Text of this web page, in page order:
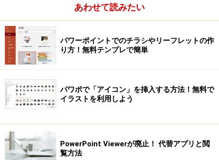
表で情報を整理する
情報を整理してわかりやすく伝える「表」は、プレ
ゼンテーションで欠かすことのできないツールで
す。3つのポイントを押さえるだけで、グンとわか
りやすい表に仕上がります。
MS Graphでグラフを作るときの便利ワザ
PowerPointに付属する「Microsoft Graph」を使う
やすいグラフになるのかを、ダブルクリックで何度
もためすことができます。
あわせて読みたい
パワーポイントでのチラシやリーフレットの作
り方！無料テンプレで簡単
パワポで「アイコン」を挿入する方法！無料で
イラストを利用しよう
PowerPoint Viewerが廃止！ 代替アプリと閲
覧方法